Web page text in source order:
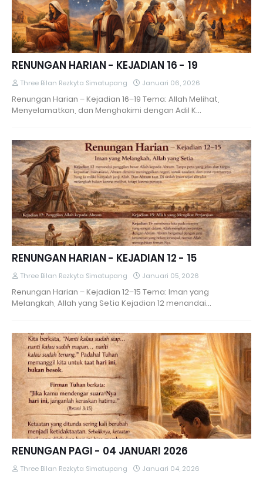
RENUNGAN HARIAN - KEJADIAN 16 - 19
Three Bilan Rezkyta Simatupang Januari 06, 2026
Renungan Harian – Kejadian 16–19 Tema: Allah Melihat,
Menyelamatkan, dan Menghakimi dengan Adil K…
RENUNGAN HARIAN - KEJADIAN 12 - 15
Three Bilan Rezkyta Simatupang Januari 05, 2026
Renungan Harian – Kejadian 12–15 Tema: Iman yang
Melangkah, Allah yang Setia Kejadian 12 menandai…
RENUNGAN PAGI - 04 JANUARI 2026
Three Bilan Rezkyta Simatupang Januari 04, 2026